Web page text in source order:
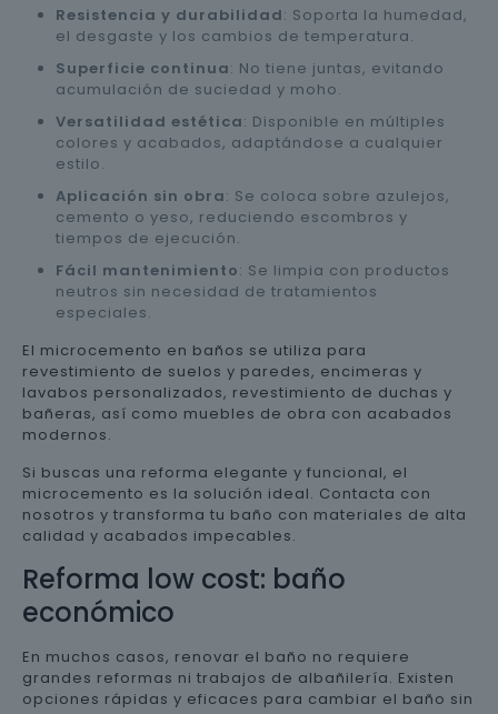
Resistencia y durabilidad: Soporta la humedad,
el desgaste y los cambios de temperatura.
Superficie continua: No tiene juntas, evitando
acumulación de suciedad y moho.
Versatilidad estética: Disponible en múltiples
colores y acabados, adaptándose a cualquier
estilo.
Aplicación sin obra: Se coloca sobre azulejos,
cemento o yeso, reduciendo escombros y
tiempos de ejecución.
Fácil mantenimiento: Se limpia con productos
neutros sin necesidad de tratamientos
especiales.
El microcemento en baños se utiliza para
revestimiento de suelos y paredes, encimeras y
lavabos personalizados, revestimiento de duchas y
bañeras, así como muebles de obra con acabados
modernos.
Si buscas una reforma elegante y funcional, el
microcemento es la solución ideal. Contacta con
nosotros y transforma tu baño con materiales de alta
calidad y acabados impecables.
Reforma low cost: baño
económico
En muchos casos, renovar el baño no requiere
grandes reformas ni trabajos de albañilería. Existen
opciones rápidas y eficaces para cambiar el baño sin